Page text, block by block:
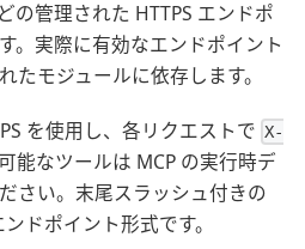
の管理された HTTPS エンドポ
。実際に有効なエンドポイント
たモジュールに依存します。
を使用し、各リクエストで X-
能なツールは MCP の実行時デ
さい。末尾スラッシュ付きの
ドポイント形式です。